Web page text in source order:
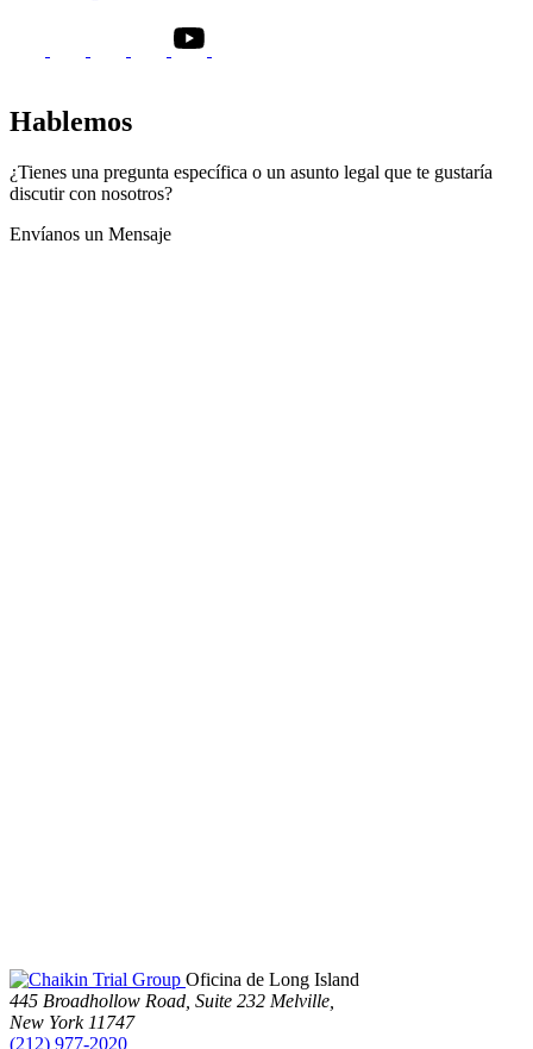
Hablemos
¿Tienes una pregunta específica o un asunto legal que te gustaría
discutir con nosotros?
Envíanos un Mensaje
Oficina de Long Island
445 Broadhollow Road, Suite 232 Melville,
New York 11747
(212) 977-2020